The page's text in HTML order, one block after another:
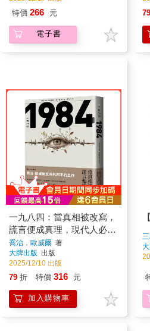
特價 266 元
電子書
79
一九八四：當真相被改寫，
謊言便成真理，現代人必讀
的喬治歐威爾反烏托邦不朽
巨作
喬治．歐威爾 著
大牌出版 出版
2025/12/10 出版
79 折 特價 316 元
加入購物車